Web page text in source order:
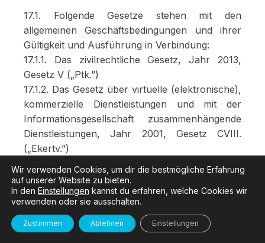
17.1. Folgende Gesetze stehen mit den
allgemeinen Geschäftsbedingungen und ihrer
Gültigkeit und Ausführung in Verbindung:
17.1.1. Das zivilrechtliche Gesetz, Jahr 2013,
Gesetz V („Ptk.”)
17.1.2. Das Gesetz über virtuelle (elektronische),
kommerzielle Dienstleistungen und mit der
Informationsgesellschaft zusammenhängende
Dienstleistungen, Jahr 2001, Gesetz CVIII.
(„Ekertv.”)
17.1.3. Das Gesetz über Handel, Jahr 2005,
Gesetz CLXIV (a „Kertv.”)
17.1.4. Das Gesetz über finanzielle und
Werbeaktivitäten, Jahr 2008, Gesetz XLVIII (
„Grt.”)
Wir verwenden Cookies, um dir die bestmögliche Erfahrung
auf unserer Website zu bieten.
In den Einstellungen kannst du erfahren, welche Cookies wir
verwenden oder sie ausschalten.
Zustimmen Ablehnen Einstellungen